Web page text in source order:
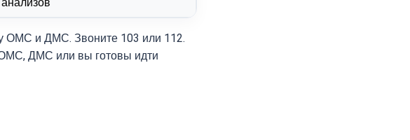
ОМС и ДМС. Звоните 103 или 112.
ОМС, ДМС или вы готовы идти